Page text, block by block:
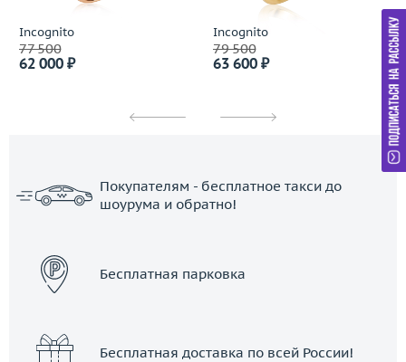
Incognito
77 500
62 000 ₽
Incognito
79 500
63 600 ₽
Покупателям - бесплатное такси до
шоурума и обратно!
Бесплатная парковка
Бесплатная доставка по всей России!